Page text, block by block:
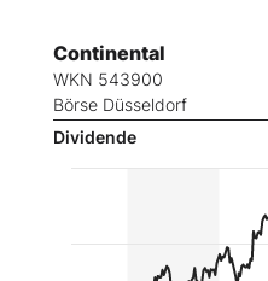
Continental
WKN 543900
Börse Düsseldorf
Dividende